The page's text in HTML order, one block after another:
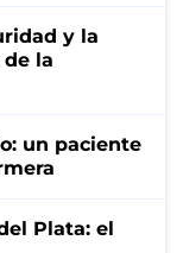
y la
la
un paciente
Plata: el